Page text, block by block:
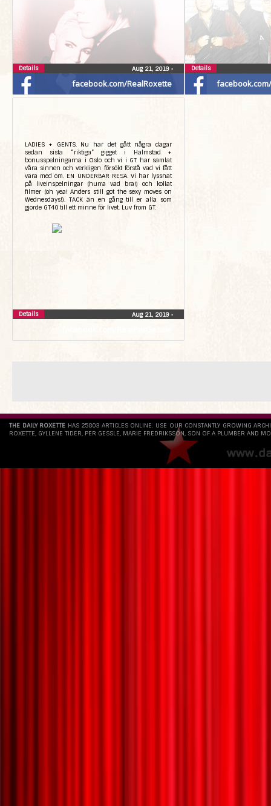
facebook.com/RealRoxette
Aug 21, 2019 •
Details Details
LADIES + GENTS. Nu har det gått några dagar
sedan sista “riktiga” gigget i Halmstad +
bonusspelningarna i Oslo och vi i GT har samlat
våra sinnen och verkligen försökt förstå vad vi fått
vara med om. EN UNDERBAR RESA. Vi har lyssnat
på liveinspelningar (hurra vad bra!) och kollat
filmer (oh yea! Anders still got the sexy moves on
Wednesdays!). TACK än en gång till er alla som
gjorde GT40 till ett minne för livet. Luv from GT.
Aug 21, 2019 •
Details
THE DAILY ROXETTE HAS 25803 ARTICLES ONLINE. USE OUR CONSTANTLY GROWING
ROXETTE, GYLLENE TIDER, PER GESSLE, MARIE FREDRIKSSON, SON OF A PLUMBER AND